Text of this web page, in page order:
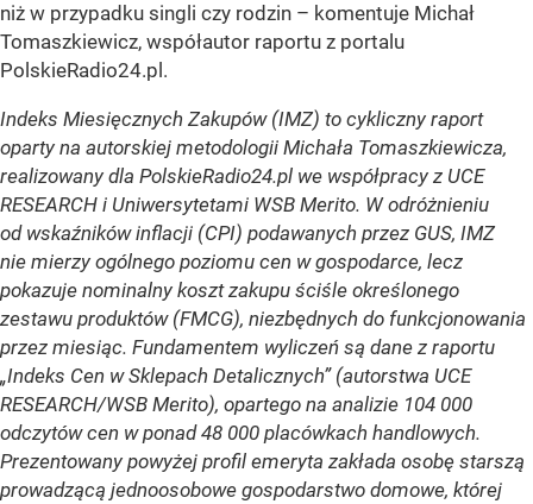
niż w przypadku singli czy rodzin – komentuje Michał
Tomaszkiewicz, współautor raportu z portalu
PolskieRadio24.pl.
Indeks Miesięcznych Zakupów (IMZ) to cykliczny raport
oparty na autorskiej metodologii Michała Tomaszkiewicza,
realizowany dla PolskieRadio24.pl we współpracy z UCE
RESEARCH i Uniwersytetami WSB Merito. W odróżnieniu
od wskaźników inflacji (CPI) podawanych przez GUS, IMZ
nie mierzy ogólnego poziomu cen w gospodarce, lecz
pokazuje nominalny koszt zakupu ściśle określonego
zestawu produktów (FMCG), niezbędnych do funkcjonowania
przez miesiąc. Fundamentem wyliczeń są dane z raportu
„Indeks Cen w Sklepach Detalicznych” (autorstwa UCE
RESEARCH/WSB Merito), opartego na analizie 104 000
odczytów cen w ponad 48 000 placówkach handlowych.
Prezentowany powyżej profil emeryta zakłada osobę starszą
prowadzącą jednoosobowe gospodarstwo domowe, której